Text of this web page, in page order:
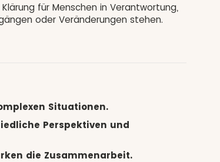
für Menschen in Verantwortung,
oder Veränderungen stehen.
Situationen.
Perspektiven und
die Zusammenarbeit.